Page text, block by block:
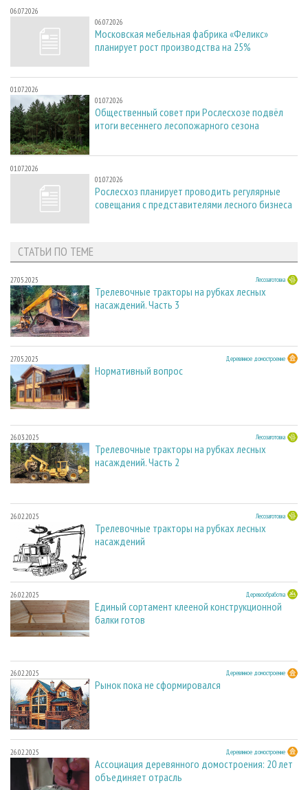
06.07.2026
06.07.2026
Московская мебельная фабрика «Феликс»
планирует рост производства на 25%
01.07.2026
01.07.2026
Общественный совет при Рослесхозе подвёл
итоги весеннего лесопожарного сезона
01.07.2026
01.07.2026
Рослесхоз планирует проводить регулярные
совещания с представителями лесного бизнеса
СТАТЬИ ПО ТЕМЕ
27.05.2025 Лесозаготовка
Трелевочные тракторы на рубках лесных
насаждений. Часть 3
27.05.2025 Деревянное домостроение
Нормативный вопрос
26.03.2025 Лесозаготовка
Трелевочные тракторы на рубках лесных
насаждений. Часть 2
26.02.2025 Лесозаготовка
Трелевочные тракторы на рубках лесных
насаждений
26.02.2025 Деревообработка
Единый сортамент клееной конструкционной
балки готов
26.02.2025 Деревянное домостроение
Рынок пока не сформировался
26.02.2025 Деревянное домостроение
Ассоциация деревянного домостроения: 20 лет
объединяет отрасль